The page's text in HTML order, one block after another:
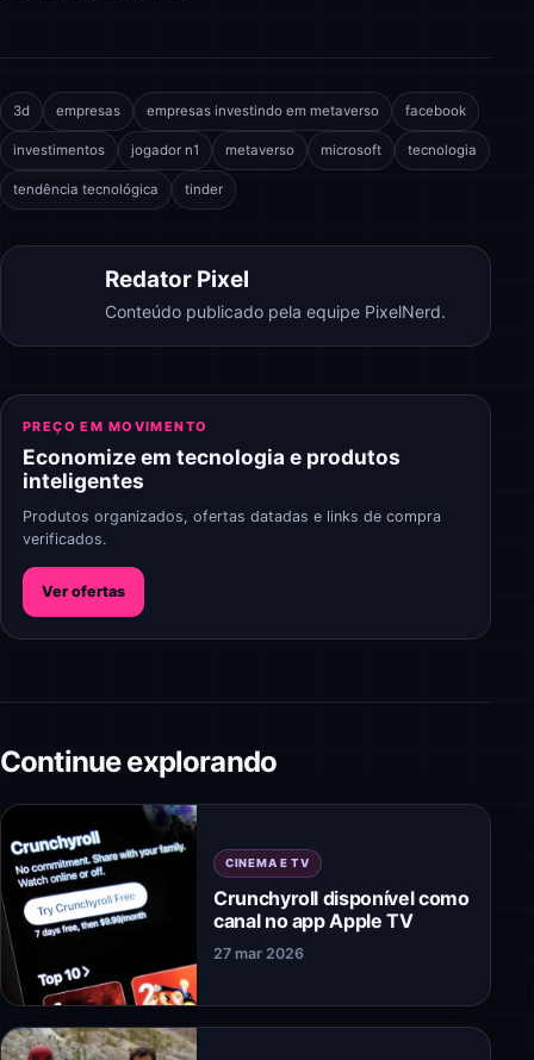
3d empresas empresas investindo em metaverso facebook
investimentos jogador n1 metaverso microsoft tecnologia
tendência tecnológica tinder
Redator Pixel
Conteúdo publicado pela equipe PixelNerd.
PREÇO EM MOVIMENTO
Economize em tecnologia e produtos
inteligentes
Produtos organizados, ofertas datadas e links de compra
verificados.
Ver ofertas
Continue explorando
CINEMA E TV
Crunchyroll disponível como
canal no app Apple TV
27 mar 2026